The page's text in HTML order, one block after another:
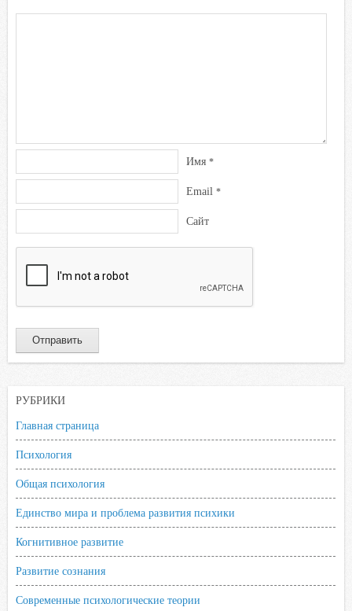
Имя *
Email *
Сайт
РУБРИКИ
Главная страница
Психология
Общая психология
Единство мира и проблема развития психики
Когнитивное развитие
Развитие сознания
Современные психологические теории